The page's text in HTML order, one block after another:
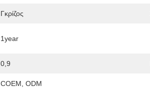
Γκρίζος
1year
0,9
COEM, ODM